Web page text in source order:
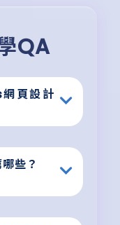
QA
頁設計
些？